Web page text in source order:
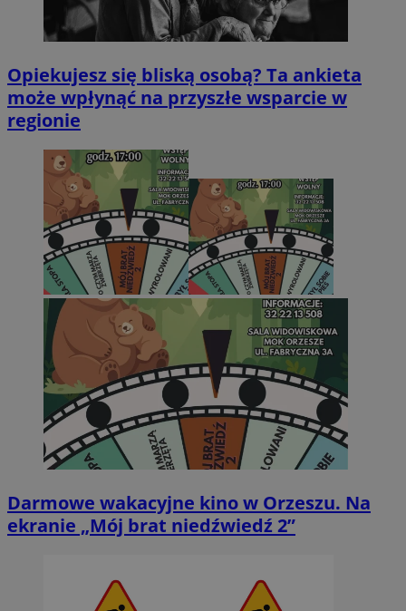
Opiekujesz się bliską osobą? Ta ankieta
może wpłynąć na przyszłe wsparcie w
regionie
Darmowe wakacyjne kino w Orzeszu. Na
ekranie „Mój brat niedźwiedź 2”